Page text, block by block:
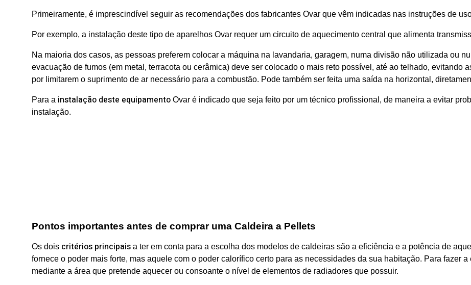
Primeiramente, é imprescindível seguir as recomendações dos fabricantes Ovar que vêm indicadas nas instruções de
Por exemplo, a instalação deste tipo de aparelhos Ovar requer um circuito de aquecimento central que alimenta
Na maioria dos casos, as pessoas preferem colocar a máquina na lavandaria, garagem, numa divisão não utilizada ou
evacuação de fumos (em metal, terracota ou cerâmica) deve ser colocado o mais reto possível, até ao telhado, evitando
por limitarem o suprimento de ar necessário para a combustão. Pode também ser feita uma saída na horizontal,
Para a instalação deste equipamento Ovar é indicado que seja feito por um técnico profissional, de maneira a evitar
instalação.
Pontos importantes antes de comprar uma Caldeira a Pellets
Os dois critérios principais a ter em conta para a escolha dos modelos de caldeiras são a eficiência e a potência de
fornece o poder mais forte, mas aquele com o poder calorífico certo para as necessidades da sua habitação. Para fazer
mediante a área que pretende aquecer ou consoante o nível de elementos de radiadores que possuir.